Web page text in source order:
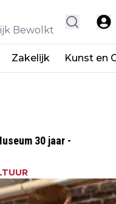
Bewolkt
Zakelijk Kunst en
30 jaar -